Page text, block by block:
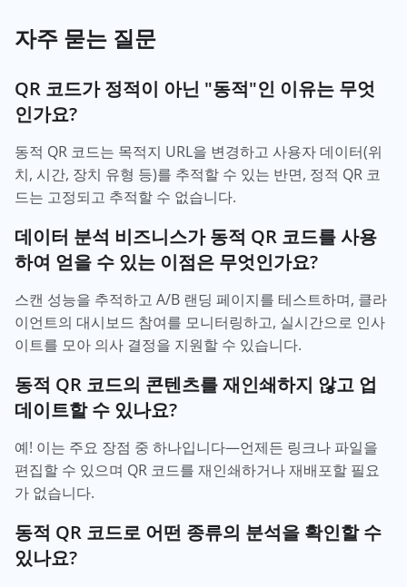
자주 묻는 질문
QR 코드가 정적이 아닌 "동적"인 이유는 무엇
인가요?
동적 QR 코드는 목적지 URL을 변경하고 사용자 데이터(위
치, 시간, 장치 유형 등)를 추적할 수 있는 반면, 정적 QR 코
드는 고정되고 추적할 수 없습니다.
데이터 분석 비즈니스가 동적 QR 코드를 사용
하여 얻을 수 있는 이점은 무엇인가요?
스캔 성능을 추적하고 A/B 랜딩 페이지를 테스트하며, 클라
이언트의 대시보드 참여를 모니터링하고, 실시간으로 인사
이트를 모아 의사 결정을 지원할 수 있습니다.
동적 QR 코드의 콘텐츠를 재인쇄하지 않고 업
데이트할 수 있나요?
예! 이는 주요 장점 중 하나입니다—언제든 링크나 파일을
편집할 수 있으며 QR 코드를 재인쇄하거나 재배포할 필요
가 없습니다.
동적 QR 코드로 어떤 종류의 분석을 확인할 수
있나요?